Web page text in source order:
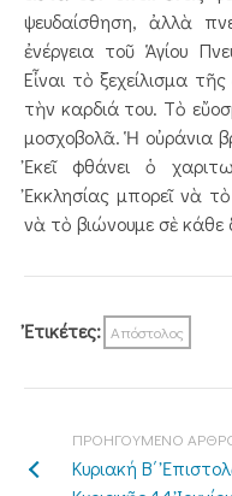
ψευδαίσθηση, ἀλλὰ
ἐνέργεια τοῦ Ἁγίου
Εἶναι τὸ ξεχείλισμα
τὴν καρδιά του. Τὸ
μοσχοβολᾶ. Ἡ οὐράνια
Ἐκεῖ φθάνει ὁ
Ἐκκλησίας μπορεῖ νὰ
νὰ τὸ βιώνουμε σὲ κάθε
Ἐτικέτες: Απόστολος
ΠΡΟΗΓΟΥΜΕΝΟ
Κυριακή Β΄